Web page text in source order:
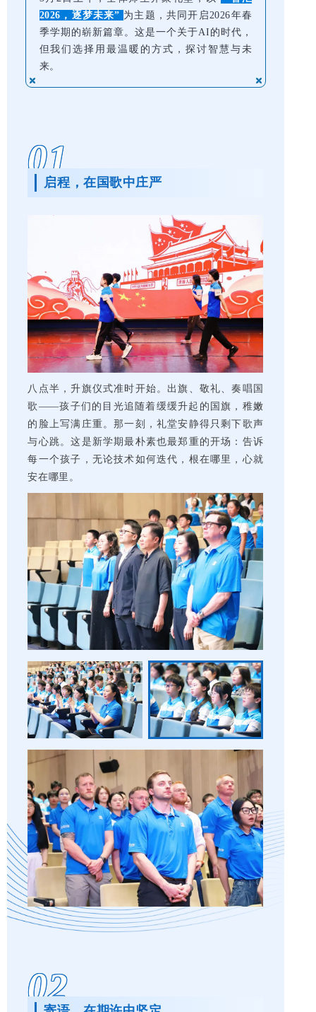
2026，逐梦未来” 为主题，共同开启2026年春
季学期的崭新篇章。这是一个关于AI的时代，
但我们选择用最温暖的方式，探讨智慧与未
来。
01
启程，在国歌中庄严
八点半，升旗仪式准时开始。出旗、敬礼、奏唱国
歌——孩子们的目光追随着缓缓升起的国旗，稚嫩
的脸上写满庄重。那一刻，礼堂安静得只剩下歌声
与心跳。这是新学期最朴素也最郑重的开场：告诉
每一个孩子，无论技术如何迭代，根在哪里，心就
安在哪里。
02